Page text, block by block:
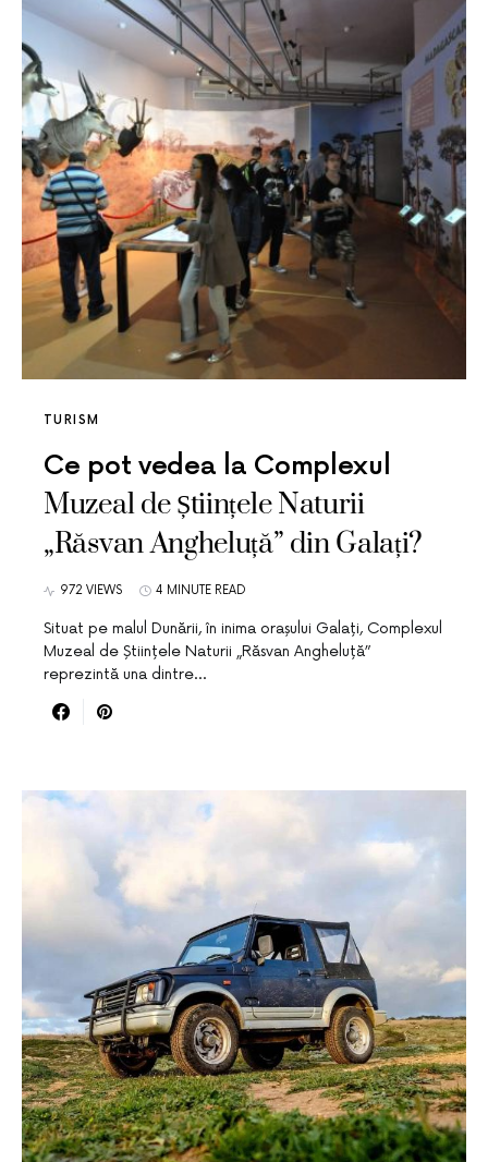
TURISM
Ce pot vedea la Complexul
Muzeal de Științele Naturii
„Răsvan Angheluță” din Galați?
972 VIEWS 4 MINUTE READ
Situat pe malul Dunării, în inima orașului Galați, Complexul
Muzeal de Științele Naturii „Răsvan Angheluță”
reprezintă una dintre…